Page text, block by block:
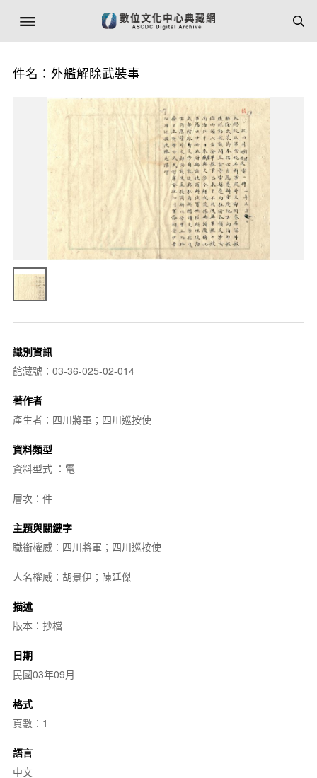
件名：外艦解除武裝事
識別資訊
館藏號：03-36-025-02-014
著作者
產生者：四川將軍；四川巡按使
資料類型
資料型式 ：電
層次：件
主題與關鍵字
職銜權威：四川將軍；四川巡按使
人名權威：胡景伊；陳廷傑
描述
版本：抄檔
日期
民國03年09月
格式
頁數：1
語言
中文